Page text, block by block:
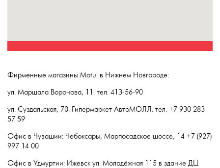
Фирменные магазины Motul в Нижнем Новгороде:
ул. Маршала Воронова, 11. тел. 413-56-90
ул. Суздальская, 70. Гипермаркет АвтоМОЛЛ. тел. +7 930 283
57 59
Офис в Чувашии: Чебоксары, Марпосадское шоссе, 14 +7 (927)
997 14 00
Офис в Удмуртии: Ижевск ул. Молодёжная 115 в здание ДЦ